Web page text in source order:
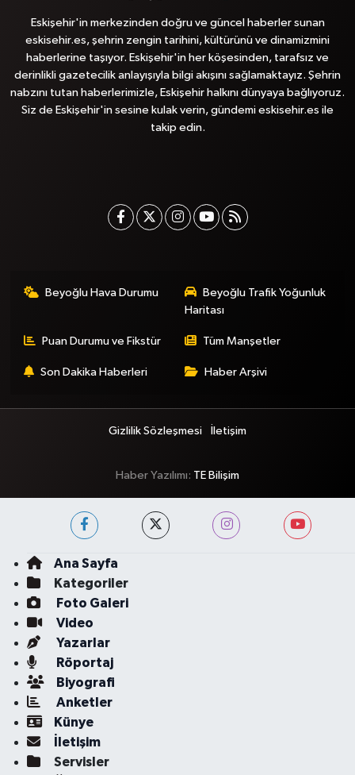
Eskişehir'in merkezinden doğru ve güncel haberler sunan
eskisehir.es, şehrin zengin tarihini, kültürünü ve dinamizmini
haberlerine taşıyor. Eskişehir'in her köşesinden, tarafsız ve
derinlikli gazetecilik anlayışıyla bilgi akışını sağlamaktayız. Şehrin
nabzını tutan haberlerimizle, Eskişehir halkını dünyaya bağlıyoruz.
Siz de Eskişehir'in sesine kulak verin, gündemi eskisehir.es ile
takip edin.
Beyoğlu Hava Durumu
Beyoğlu Trafik Yoğunluk
Haritası
Puan Durumu ve Fikstür Tüm Manşetler
Son Dakika Haberleri Haber Arşivi
Gizlilik Sözleşmesi İletişim
Haber Yazılımı: TE Bilişim
Ana Sayfa
Kategoriler
Foto Galeri
Video
Yazarlar
Röportaj
Biyografi
Anketler
Künye
İletişim
Servisler